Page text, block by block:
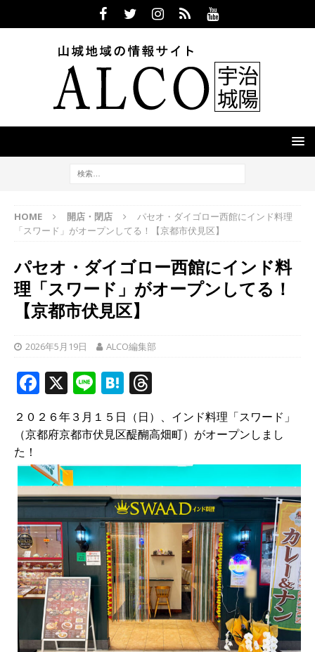
HOME 開店・閉店
パセオ・ダイゴロー西館にインド料理
「スワード」がオープンしてる！【京都市伏見区】
パセオ・ダイゴロー西館にインド料
理「スワード」がオープンしてる！
【京都市伏見区】
2026年5月19日 ALCO編集部
F
a
c
e
b
o
o
k
X Li
n
e
H
at
e
n
a
r
e
a
d
s
２０２６年３月１５日（日）、インド料理「スワード」
（京都府京都市伏見区醍醐高畑町）がオープンしまし
た！